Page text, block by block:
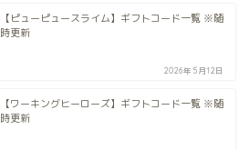
【ピューピュースライム】ギフトコード一覧 ※随
時更新
2026年5月12日
【ワーキングヒーローズ】ギフトコード一覧 ※随
時更新